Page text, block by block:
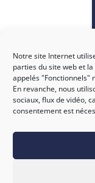
Notre site Internet
parties du site web et
appelés "Fonctionnels"
En revanche, nous
sociaux, flux de vidéo,
consentement est